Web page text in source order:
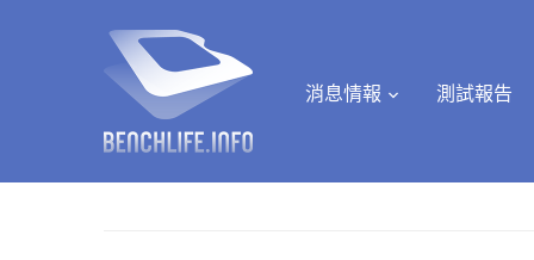
消息情報 測試報告